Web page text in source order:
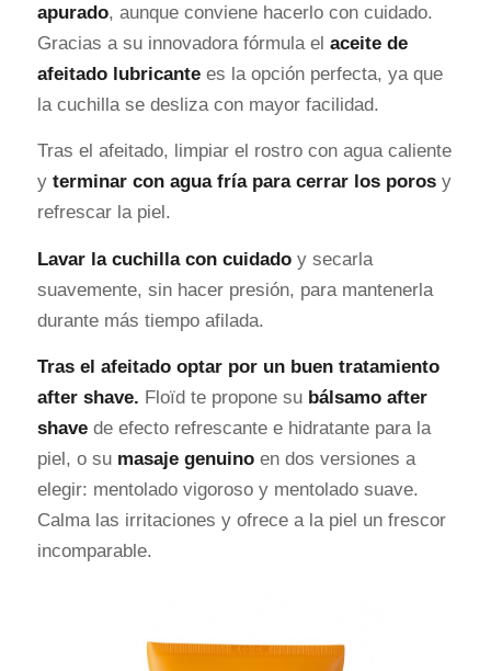
apurado, aunque conviene hacerlo con cuidado.
Gracias a su innovadora fórmula el aceite de
afeitado lubricantees la opción perfecta, ya que
la cuchilla se desliza con mayor facilidad.
Tras el afeitado, limpiar el rostro con agua caliente
y terminar con agua fría para cerrar los porosy
refrescar la piel.
Lavar la cuchilla con cuidadoy secarla
suavemente, sin hacer presión, para mantenerla
durante más tiempo afilada.
Tras el afeitado optar por un buen tratamiento
after shave. Floïd te propone su bálsamo after
shavede efecto refrescante e hidratante para la
piel, o su masaje genuino en dos versiones a
elegir: mentolado vigoroso y mentolado suave.
Calma las irritaciones y ofrece a la piel un frescor
incomparable.